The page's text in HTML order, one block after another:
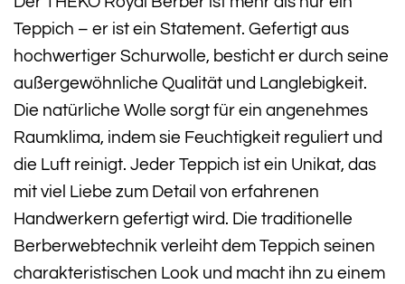
Teppich – er ist ein Statement. Gefertigt aus
hochwertiger Schurwolle, besticht er durch seine
außergewöhnliche Qualität und Langlebigkeit.
Die natürliche Wolle sorgt für ein angenehmes
Raumklima, indem sie Feuchtigkeit reguliert und
die Luft reinigt. Jeder Teppich ist ein Unikat, das
mit viel Liebe zum Detail von erfahrenen
Handwerkern gefertigt wird. Die traditionelle
Berberwebtechnik verleiht dem Teppich seinen
charakteristischen Look und macht ihn zu einem